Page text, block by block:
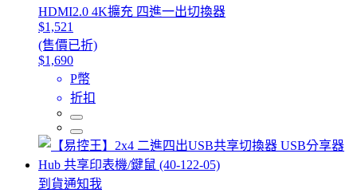
HDMI2.0 4K擴充 四進一出切換器
$1,521
(售價已折)
$1,690
P幣
折扣
到貨通知我